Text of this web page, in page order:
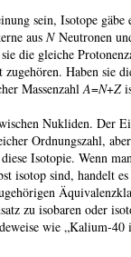
sein, Isotope gäbe
aus NNeu­tronen
die gleiche
zuge­hören. Haben sie
Massen­zahlA=N+Z
Nukliden. Der
Ord­nungs­zahl,
Iso­topie. Wenn
isotop sind, handelt
zu isobaren oder
wie